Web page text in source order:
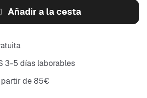
Añadir a la cesta
3-5 días laborables
partir de 85€